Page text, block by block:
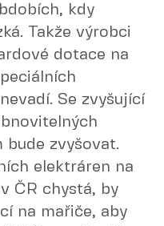
kdy
Takže výrobci
dotace na
Se zvyšující
zvyšovat.
elektráren na
ČR chystá, by
na mařiče, aby